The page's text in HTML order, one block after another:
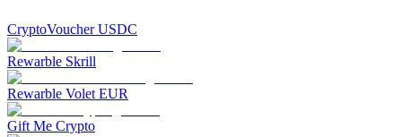
CryptoVoucher USDC
Rewarble Skrill
Rewarble Volet EUR
Gift Me Crypto